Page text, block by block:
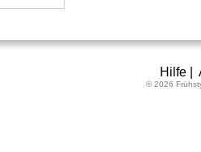
Hilfe|
© 2026